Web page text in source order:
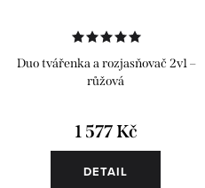
Duo tvářenka a rozjasňovač 2v1 –
růžová
1 577 Kč
DETAIL